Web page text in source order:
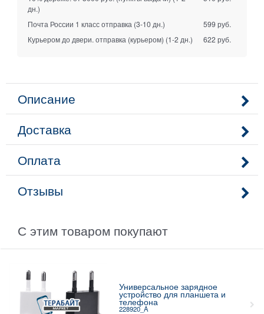
дн.)
Почта России 1 класс отправка (3-10 дн.)
599 руб.
Курьером до двери. отправка (курьером) (1-2 дн.) 622 руб.
Описание
Доставка
Оплата
Отзывы
С этим товаром покупают
Универсальное зарядное
устройство для планшета и
телефона
228920_A